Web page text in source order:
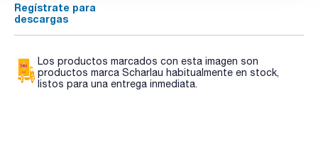
Regístrate para
descargas
Los productos marcados con esta imagen son
productos marca Scharlau habitualmente en stock,
listos para una entrega inmediata.